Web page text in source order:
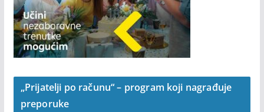
„Prijatelji po računu“ – program koji nagrađuje
preporuke